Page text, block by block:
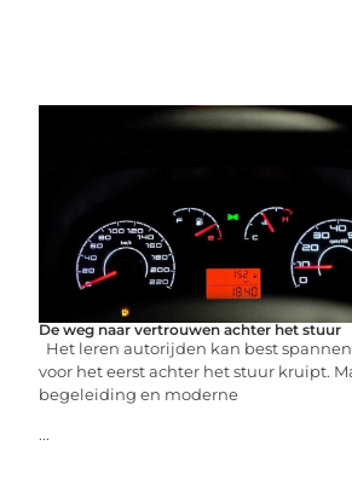
De weg naar vertrouwen achter het stuur
Het leren autorijden kan best
voor het eerst achter het stuur kruipt.
begeleiding en moderne
...